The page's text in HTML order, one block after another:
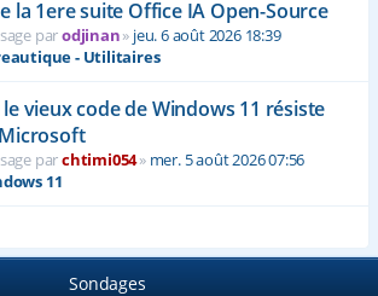
la 1ere suite Office IA Open-Source
parodjinan» jeu. 6 août 2026 18:39
- Utilitaires
vieux code de Windows 11 résiste
parchtimi054» mer. 5 août 2026 07:56
11
Sondages